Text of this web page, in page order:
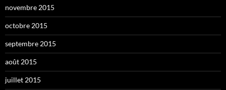
novembre 2015
octobre 2015
septembre 2015
août 2015
juillet 2015